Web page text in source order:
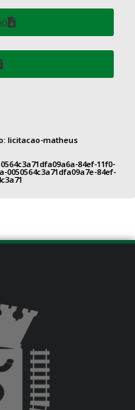
licitacao-matheus
84ef-11f0-
0050564c3a71dfa09a7e-84ef-